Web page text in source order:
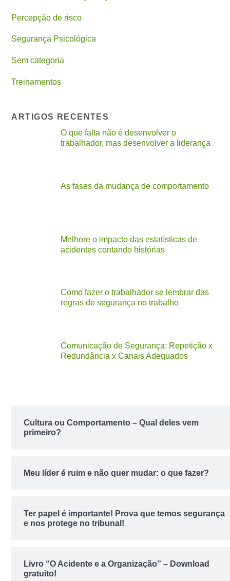
Percepção de risco
Segurança Psicológica
Sem categoria
Treinamentos
ARTIGOS RECENTES
O que falta não é desenvolver o
trabalhador, mas desenvolver a liderança
As fases da mudança de comportamento
Melhore o impacto das estatísticas de
acidentes contando histórias
Como fazer o trabalhador se lembrar das
regras de segurança no trabalho
Comunicação de Segurança: Repetição x
Redundância x Canais Adequados
Cultura ou Comportamento – Qual deles vem
primeiro?
Meu líder é ruim e não quer mudar: o que fazer?
Ter papel é importante! Prova que temos segurança
e nos protege no tribunal!
Livro “O Acidente e a Organização” – Download
gratuito!